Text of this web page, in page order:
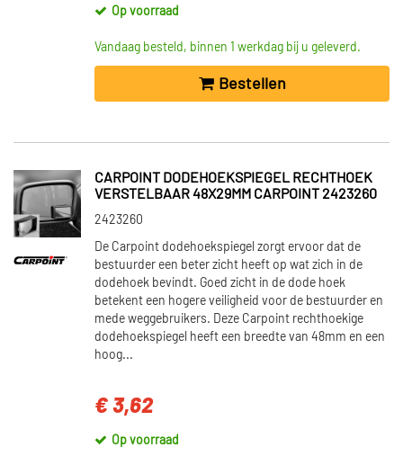
Op voorraad
Vandaag besteld, binnen 1 werkdag bij u geleverd.
Bestellen
CARPOINT DODEHOEKSPIEGEL RECHTHOEK
VERSTELBAAR 48X29MM CARPOINT 2423260
2423260
De Carpoint dodehoekspiegel zorgt ervoor dat de
bestuurder een beter zicht heeft op wat zich in de
dodehoek bevindt. Goed zicht in de dode hoek
betekent een hogere veiligheid voor de bestuurder en
mede weggebruikers. Deze Carpoint rechthoekige
dodehoekspiegel heeft een breedte van 48mm en een
hoog...
€ 3,62
Op voorraad